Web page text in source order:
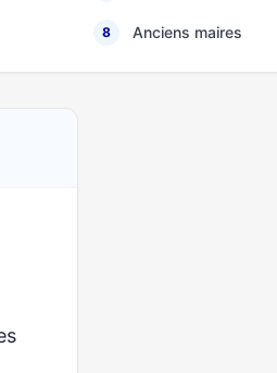
8 Anciens maires